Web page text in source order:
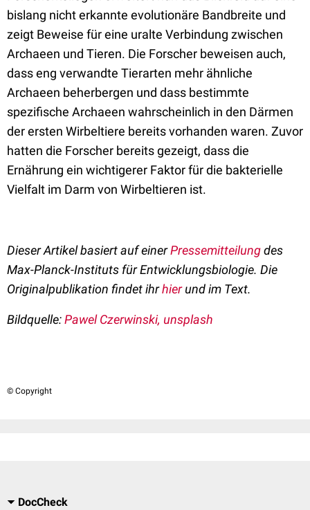
bislang nicht erkannte evolutionäre Bandbreite und
zeigt Beweise für eine uralte Verbindung zwischen
Archaeen und Tieren. Die Forscher beweisen auch,
dass eng verwandte Tierarten mehr ähnliche
Archaeen beherbergen und dass bestimmte
spezifische Archaeen wahrscheinlich in den Därmen
der ersten Wirbeltiere bereits vorhanden waren. Zuvor
hatten die Forscher bereits gezeigt, dass die
Ernährung ein wichtigerer Faktor für die bakterielle
Vielfalt im Darm von Wirbeltieren ist.
Dieser Artikel basiert auf einerPressemitteilungdes
Max-Planck-Instituts für Entwicklungsbiologie. Die
Originalpublikation findet ihrhierund im Text.
Bildquelle:Pawel Czerwinski, unsplash
© Copyright
DocCheck